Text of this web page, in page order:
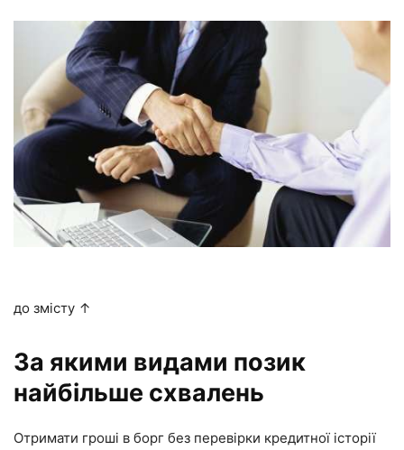
до змісту ↑
За якими видами позик
найбільше схвалень
Отримати гроші в борг без перевірки кредитної історії